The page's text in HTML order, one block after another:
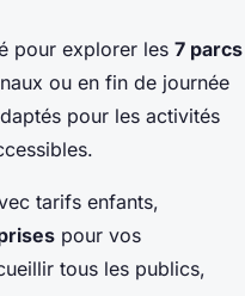
pour explorer les 7 parcs
ou en fin de journée
pour les activités
tarifs enfants,
pour vos
tous les publics,